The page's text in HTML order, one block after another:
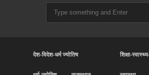
देश-विदेश-धर्म ज्योतिष शिक्षा-